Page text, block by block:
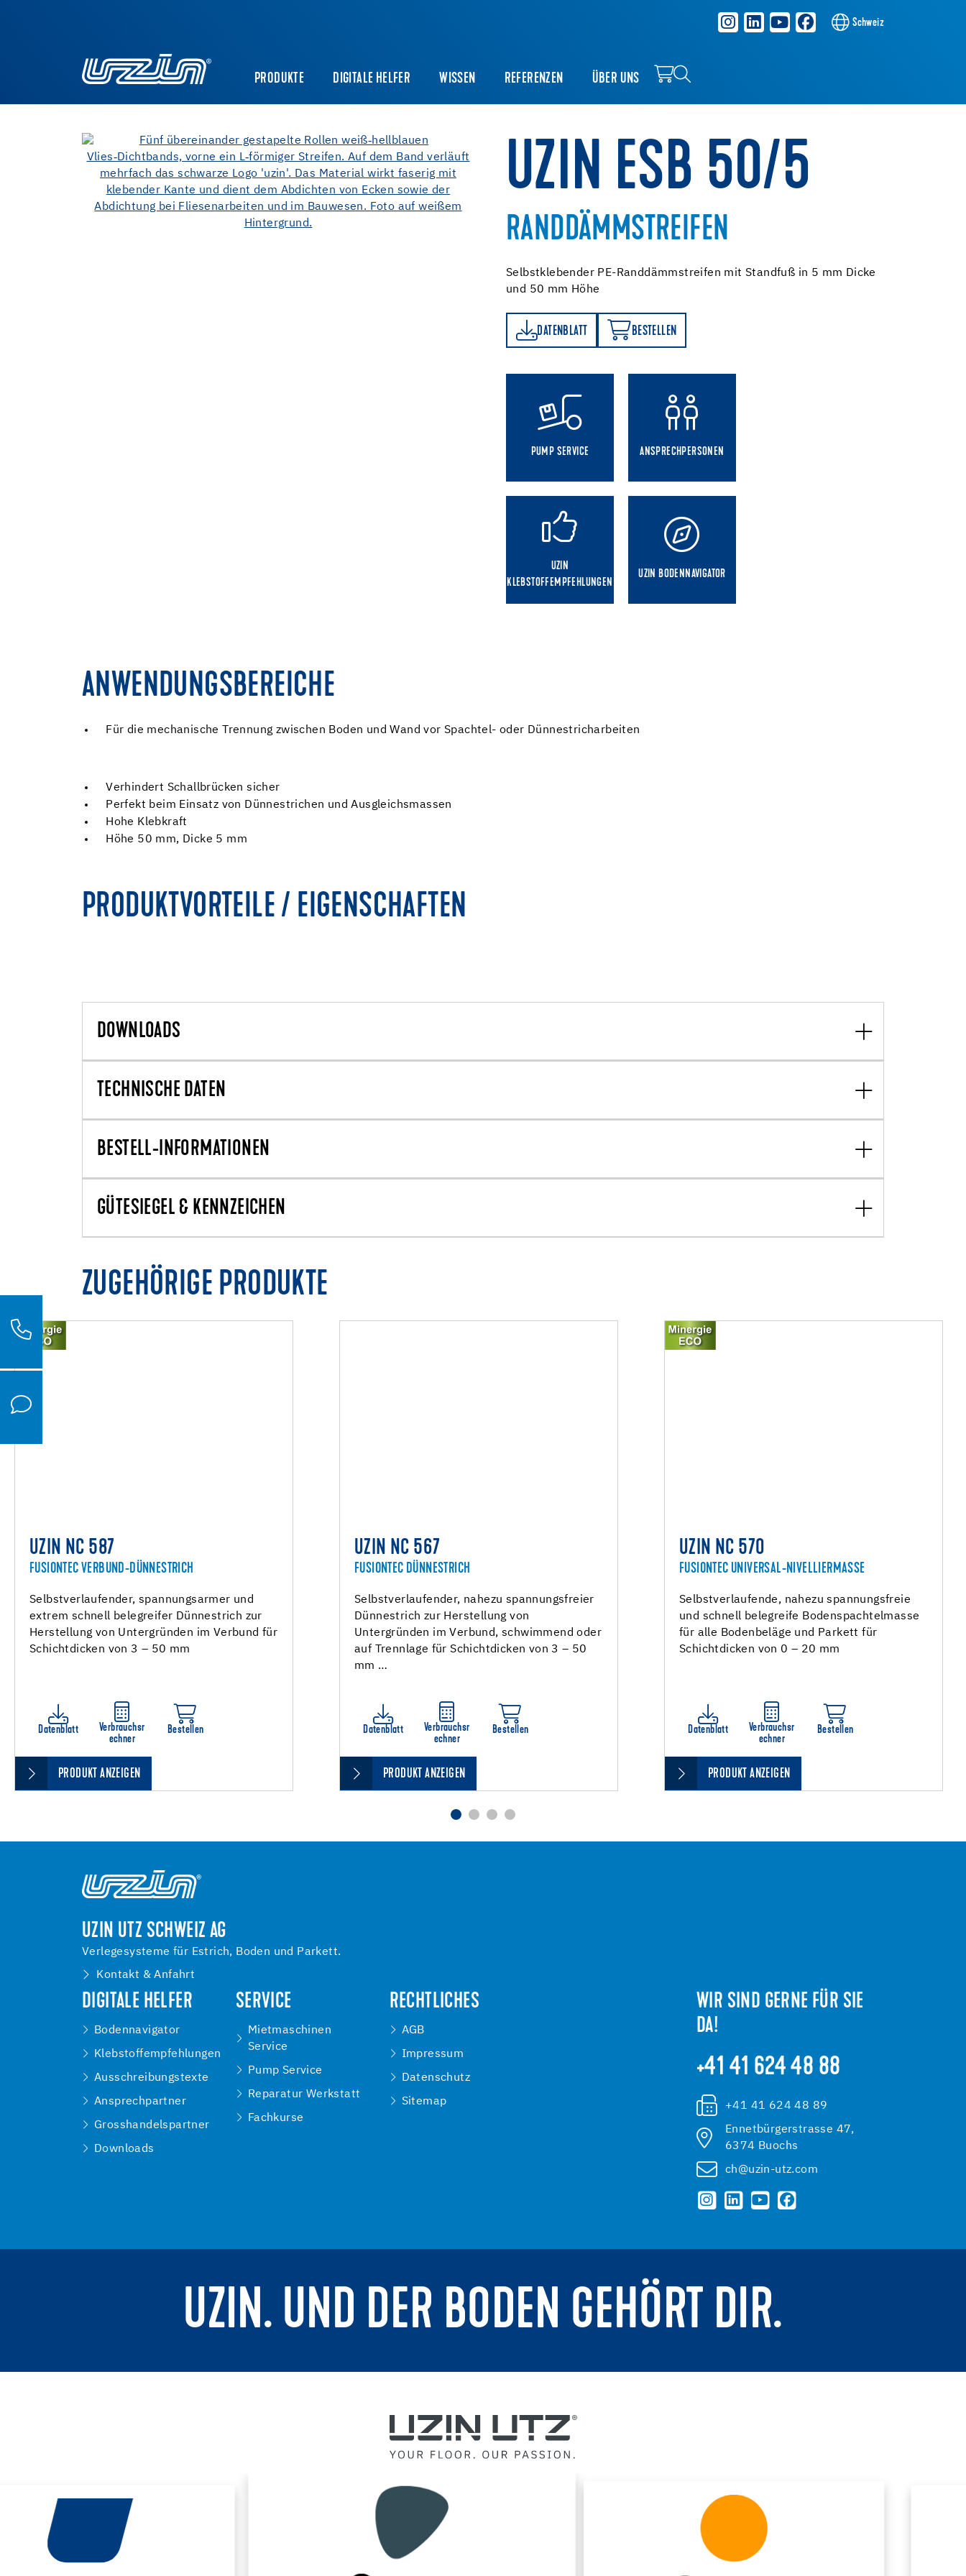
Schweiz
PRODUKTE DIGITALE HELFER WISSEN REFERENZEN ÜBER UNS
UZIN ESB 50/5
RANDDÄMMSTREIFEN
Selbstklebender PE-Randdämmstreifen mit Standfuß in 5 mm Dicke
und 50 mm Höhe
DATENBLATT BESTELLEN
BESTELLEN
PUMP SERVICE ANSPRECHPERSONEN
UZIN
KLEBSTOFFEMPFEHLUNGEN
UZIN BODENNAVIGATOR
ANWENDUNGSBEREICHE
Für die mechanische Trennung zwischen Boden und Wand vor Spachtel- oder Dünnestricharbeiten
Verhindert Schallbrücken sicher
Perfekt beim Einsatz von Dünnestrichen und Ausgleichsmassen
Hohe Klebkraft
Höhe 50 mm, Dicke 5 mm
PRODUKTVORTEILE / EIGENSCHAFTEN
DOWNLOADS
TECHNISCHE DATEN
BESTELL-INFORMATIONEN
GÜTESIEGEL & KENNZEICHEN
ZUGEHÖRIGE PRODUKTE
UZIN NC 587
FUSIONTEC VERBUND-DÜNNESTRICH
Selbstverlaufender, spannungsarmer und
extrem schnell belegreifer Dünnestrich zur
Herstellung von Untergründen im Verbund für
Schichtdicken von 3 – 50 mm
Datenblatt
Verbrauchsr
echner
Bestellen
PRODUKT ANZEIGEN
UZIN NC 567
FUSIONTEC DÜNNESTRICH
Selbstverlaufender, nahezu spannungsfreier
Dünnestrich zur Herstellung von
Untergründen im Verbund, schwimmend oder
auf Trennlage für Schichtdicken von 3 – 50
mm …
Datenblatt
Verbrauchsr
echner
Bestellen
PRODUKT ANZEIGEN
UZIN NC 570
FUSIONTEC UNIVERSAL-NIVELLIERMASSE
Selbstverlaufende, nahezu spannungsfreie
und schnell belegreife Bodenspachtelmasse
für alle Bodenbeläge und Parkett für
Schichtdicken von 0 – 20 mm
Datenblatt
Verbrauchsr
echner
Bestellen
PRODUKT ANZEIGEN
UZIN UTZ SCHWEIZ AG
Verlegesysteme für Estrich, Boden und Parkett.
Kontakt & Anfahrt
DIGITALE HELFER
Bodennavigator
Klebstoffempfehlungen
Ausschreibungstexte
Ansprechpartner
Grosshandelspartner
Downloads
SERVICE
Mietmaschinen
Service
Pump Service
Reparatur Werkstatt
Fachkurse
RECHTLICHES
AGB
Impressum
Datenschutz
Sitemap
WIR SIND GERNE FÜR SIE
DA!
+41 41 624 48 88
+41 41 624 48 89
Ennetbürgerstrasse 47,
6374 Buochs
ch@uzin-utz.com
UZIN. UND DER BODEN GEHÖRT DIR.